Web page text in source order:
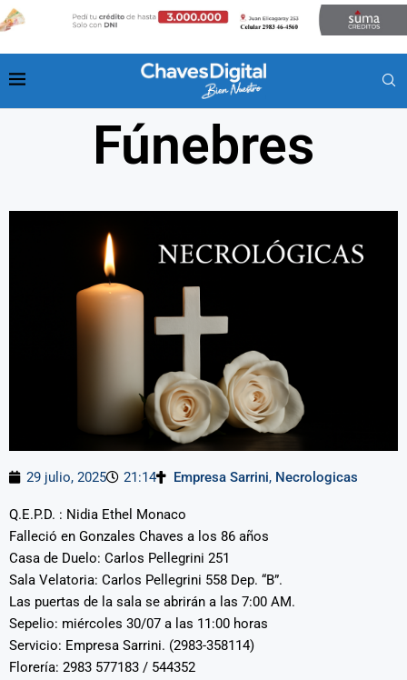
Fúnebres
29 julio, 2025 21:14 Empresa Sarrini, Necrologicas
Q.E.P.D. : Nidia Ethel Monaco
Falleció en Gonzales Chaves a los 86 años
Casa de Duelo: Carlos Pellegrini 251
Sala Velatoria: Carlos Pellegrini 558 Dep. “B”.
Las puertas de la sala se abrirán a las 7:00 AM.
Sepelio: miércoles 30/07 a las 11:00 horas
Servicio: Empresa Sarrini. (2983-358114)
Florería: 2983 577183 / 544352